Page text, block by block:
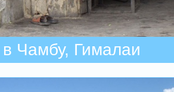
Чамбу, Гималаи